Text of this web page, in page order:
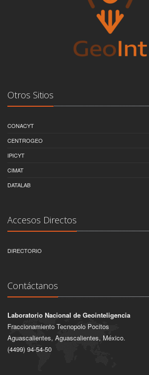
Otros Sitios
CONACYT
CENTROGEO
IPICYT
CIMAT
DATALAB
Accesos Directos
DIRECTORIO
Contáctanos
Laboratorio Nacional de Geointeligencia
Fraccionamiento Tecnopolo Pocitos
Aguascalientes, Aguascalientes, México.
(4499) 94-54-50